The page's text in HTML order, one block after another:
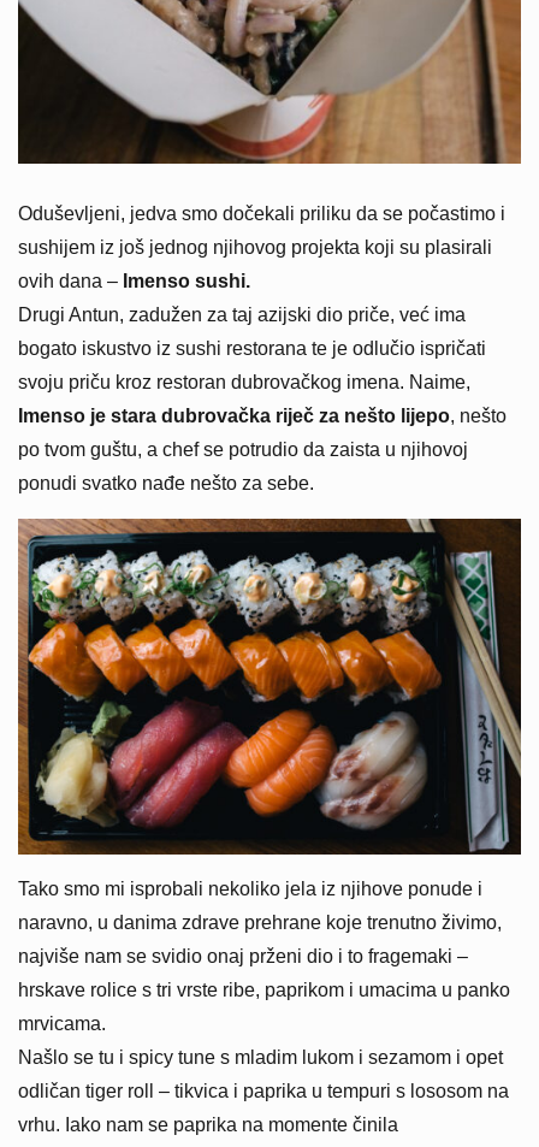
Oduševljeni, jedva smo dočekali priliku da se počastimo i
sushijem iz još jednog njihovog projekta koji su plasirali
ovih dana – Imenso sushi.
Drugi Antun, zadužen za taj azijski dio priče, već ima
bogato iskustvo iz sushi restorana te je odlučio ispričati
svoju priču kroz restoran dubrovačkog imena. Naime,
Imenso je stara dubrovačka riječ za nešto lijepo, nešto
po tvom guštu, a chef se potrudio da zaista u njihovoj
ponudi svatko nađe nešto za sebe.
Tako smo mi isprobali nekoliko jela iz njihove ponude i
naravno, u danima zdrave prehrane koje trenutno živimo,
najviše nam se svidio onaj prženi dio i to fragemaki –
hrskave rolice s tri vrste ribe, paprikom i umacima u panko
mrvicama.
Našlo se tu i spicy tune s mladim lukom i sezamom i opet
odličan tiger roll – tikvica i paprika u tempuri s lososom na
vrhu. Iako nam se paprika na momente činila